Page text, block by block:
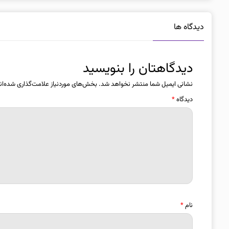
دیدگاه ها
دیدگاهتان را بنویسید
نشانی ایمیل شما منتشر نخواهد شد. بخش‌های موردنیاز علامت‌گذاری
دیدگاه*
نام*